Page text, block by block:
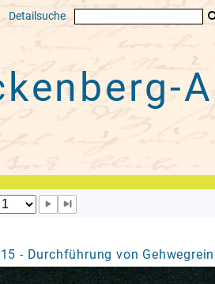
Detailsuche
- Durchführung von